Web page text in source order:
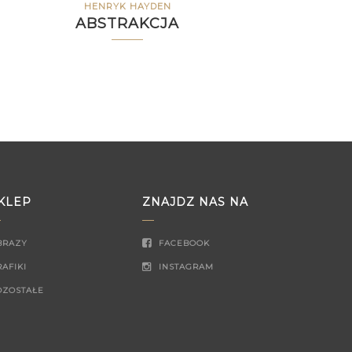
HENRYK HAYDEN
ABSTRAKCJA
ZNAJDZ NAS NA
FACEBOOK
INSTAGRAM